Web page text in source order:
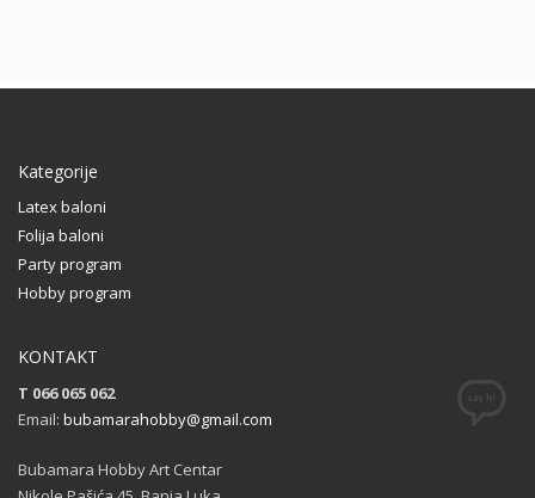
Kategorije
Latex baloni
Folija baloni
Party program
Hobby program
KONTAKT
T 066 065 062
Email: bubamarahobby@gmail.com
Bubamara Hobby Art Centar